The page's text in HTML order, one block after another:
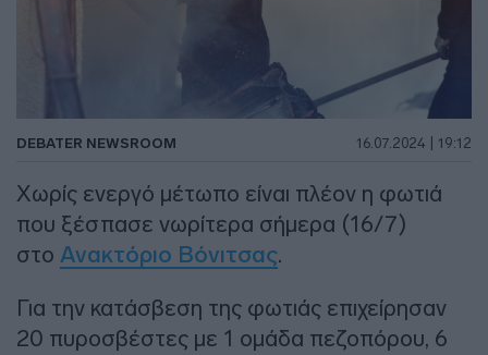
DEBATER NEWSROOM 16.07.2024 | 19:12
Χωρίς ενεργό μέτωπο είναι πλέον η φωτιά
που ξέσπασε νωρίτερα σήμερα (16/7)
στο Ανακτόριο Βόνιτσας.
Για την κατάσβεση της φωτιάς επιχείρησαν
20 πυροσβέστες με 1 ομάδα πεζοπόρου, 6